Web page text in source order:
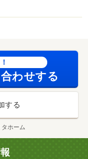
わせする
する
タホーム